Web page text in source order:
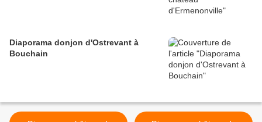
Diaporama donjon d'Ostrevant à
Bouchain